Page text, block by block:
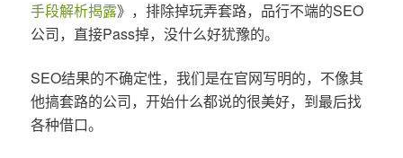
手段解析揭露》，排除掉玩弄套路，品行不端的SEO
公司，直接Pass掉，没什么好犹豫的。
SEO结果的不确定性，我们是在官网写明的，不像其
他搞套路的公司，开始什么都说的很美好，到最后找
各种借口。